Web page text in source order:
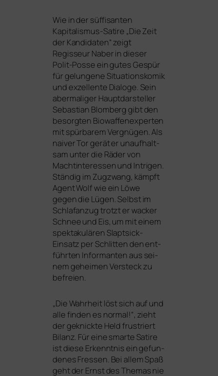
Wie in der süf­fi­san­ten
Kapitalismus-Satire „Die Zeit
der Kandidaten“ zeigt
Regisseur Naber in die­ser
Polit-Posse ein gutes Gespür
für gelun­ge­ne Situationskomik
und exzel­len­te Dialoge. Sein
aber­ma­li­ger Hauptdarsteller
Sebastian Blomberg gibt den
besorg­ten Biowaffenexperten
mit spür­ba­rem Vergnügen. Als
nai­ver Tor gerät er unauf­halt­
sam unter die Räder von
Machtinteressen und Intrigen.
Ständig im Zugzwang, kämpft
Agent Wolf wie ein Löwe
gegen die Lügen. Selbst im
Schlafanzug trotzt er wacker
Schnee und Eis, um mit einem
spek­ta­ku­lä­ren Slaptsick-
Einsatz per Schlitten den ent­
führ­ten Informanten aus sei­
nem gehei­men Versteck zu
befreien.
„Die Wahrheit löst sich auf und
alle fin­den es nor­mal!“, zieht
der geknick­te Held frus­triert
Bilanz. Für eine smar­te Satire
ist die­se Erkenntnis ein gefun­
de­nes Fressen. Bei allem Spaß
geht der Ernst des Themas nie